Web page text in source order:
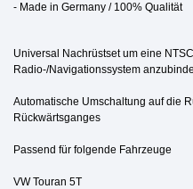
- Made in Germany / 100% Qualität
Universal Nachrüstset um eine
Radio-/Navigationssystem
Automatische Umschaltung auf die
Rückwärtsganges
Passend für folgende Fahrzeuge
VW Touran 5T